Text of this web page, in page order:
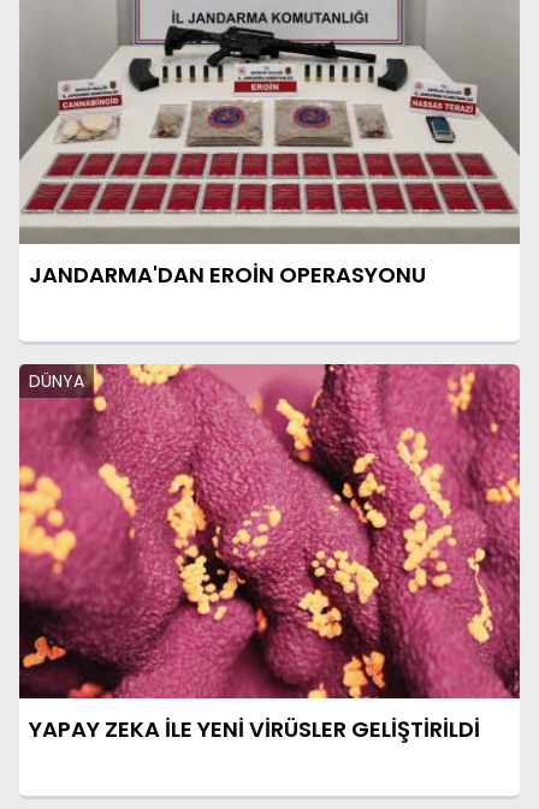
JANDARMA'DAN EROİN OPERASYONU
DÜNYA
YAPAY ZEKA İLE YENİ VİRÜSLER GELİŞTİRİLDİ